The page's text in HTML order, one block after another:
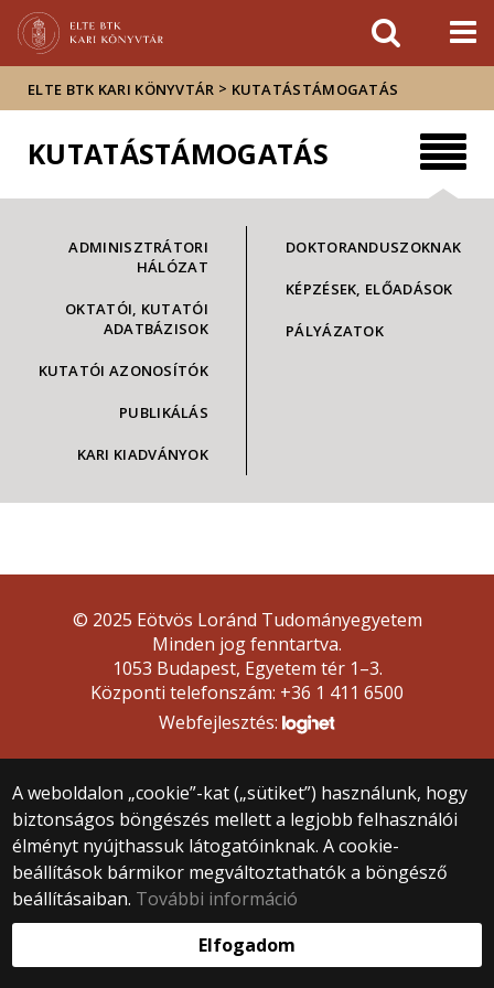
sajtóban
ELTE BTK KARI KÖNYVTÁR > KUTATÁSTÁMOGATÁS
KUTATÁSTÁMOGATÁS
ADMINISZTRÁTORI
HÁLÓZAT
OKTATÓI, KUTATÓI
ADATBÁZISOK
KUTATÓI AZONOSÍTÓK
PUBLIKÁLÁS
KARI KIADVÁNYOK
DOKTORANDUSZOKNAK
KÉPZÉSEK, ELŐADÁSOK
PÁLYÁZATOK
A weboldalon „cookie”-kat („sütiket”) használunk, hogy
biztonságos böngészés mellett a legjobb felhasználói
élményt nyújthassuk látogatóinknak. A cookie-
beállítások bármikor megváltoztathatók a böngésző
beállításaiban. További információ
Elfogadom
© 2025 Eötvös Loránd Tudományegyetem
Minden jog fenntartva.
1053 Budapest, Egyetem tér 1–3.
Központi telefonszám: +36 1 411 6500
Webfejlesztés: